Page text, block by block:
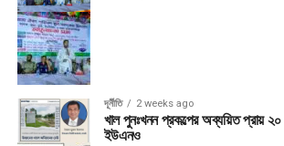
দূর্নীতি 2 weeks ago
খাল পুনঃখনন প্রকল্পের অব্যয়িত প্রায়
ইউএনও